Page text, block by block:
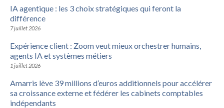
IA agentique : les 3 choix stratégiques qui feront la
différence
7 juillet 2026
Expérience client : Zoom veut mieux orchestrer humains,
agents IA et systèmes métiers
1 juillet 2026
Amarris lève 39 millions d’euros additionnels pour accélérer
sa croissance externe et fédérer les cabinets comptables
indépendants